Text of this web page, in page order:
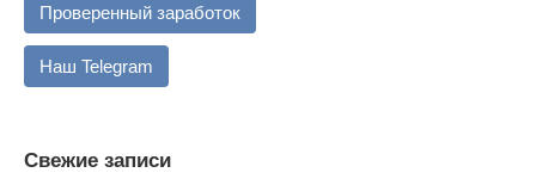
Проверенный заработок
Наш Telegram
Свежие записи